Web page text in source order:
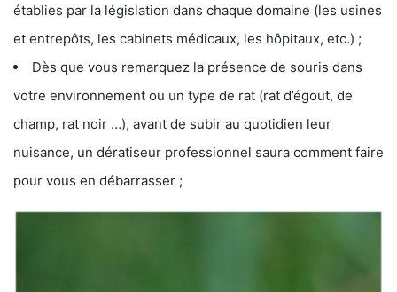
établies par la législation dans chaque domaine (les usines
et entrepôts, les cabinets médicaux, les hôpitaux, etc.) ;
Dès que vous remarquez la présence de souris dans
votre environnement ou un type de rat (rat d’égout, de
champ, rat noir …), avant de subir au quotidien leur
nuisance, un dératiseur professionnel saura comment faire
pour vous en débarrasser ;